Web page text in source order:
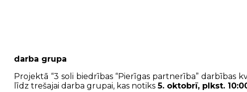
darba grupa
Projektā “3 soli biedrības “Pierīgas partnerība” darbības
līdz trešajai darba grupai, kas notiks 5. oktobrī, plkst.